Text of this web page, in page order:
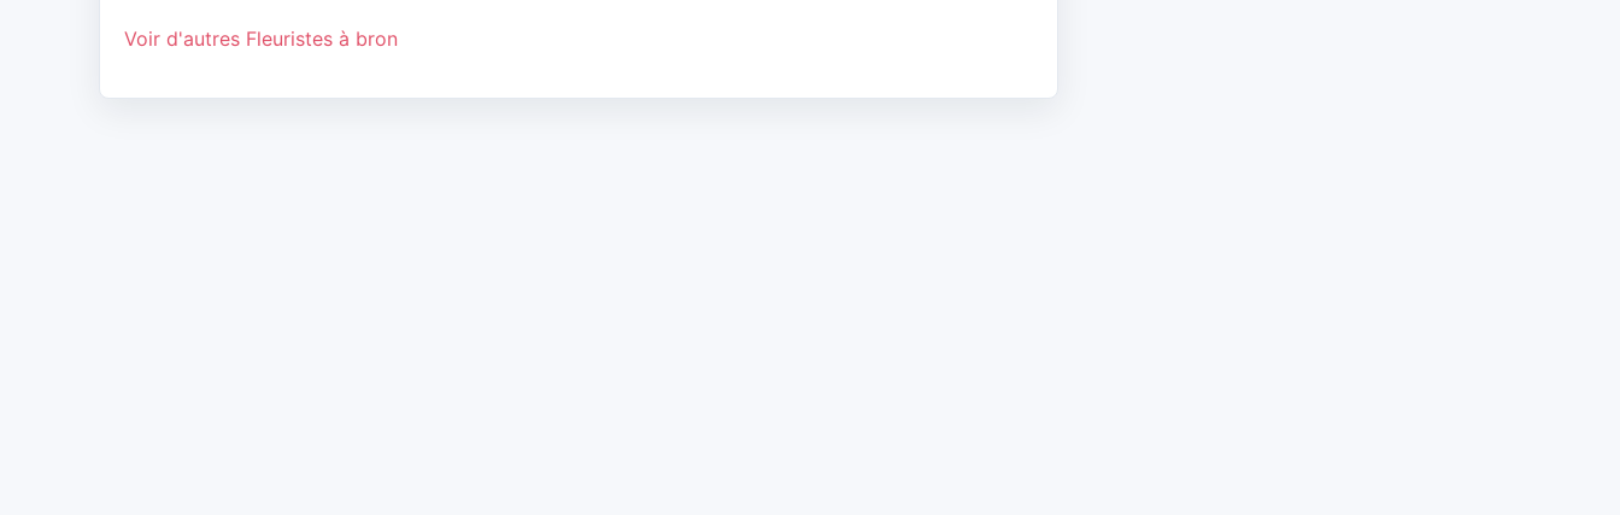
Voir d'autres Fleuristes à bron